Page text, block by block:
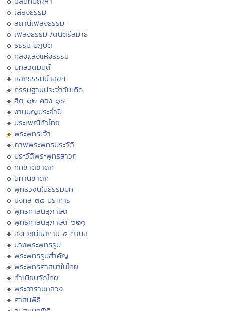
เสียงธรรม
สถานีเพลงธรรมะ
เพลงธรรมะ/ดนตรีสมาธิ
ธรรมะปฏิบัติ
คลังแสงแห่งธรรม
บทสวดมนต์
หลักธรรมนำสุขฯ
กรรมฐานประจำวันเกิด
ฮีต ๑๒ คอง ๑๔
งานบุญประจำปี
ประเพณีทั่วไทย
พระพุทธเจ้า
ภาพพระพุทธประวัติ
ประวัติพระพุทธสาวก
ทศชาติชาดก
นิทานชาดก
พุทธวจนในธรรมบท
มงคล ๓๘ ประการ
พุทธศาสนสุภาษิต
พุทธศาสนสุภาษิต ๖๒๑
สังเวชนียสถาน ๔ ตำบล
ปางพระพุทธรูป
พระพุทธรูปสำคัญ
พระพุทธศาสนาในไทย
ทำเนียบวัดไทย
พระอารามหลวง
ศาสนพิธี